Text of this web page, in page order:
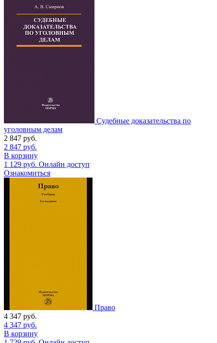
Судебные доказательства по
уголовным делам
2 847 руб.
2 847 руб.
В корзину
1 129 руб. Онлайн доступ
Ознакомиться
Право
4 347 руб.
4 347 руб.
В корзину